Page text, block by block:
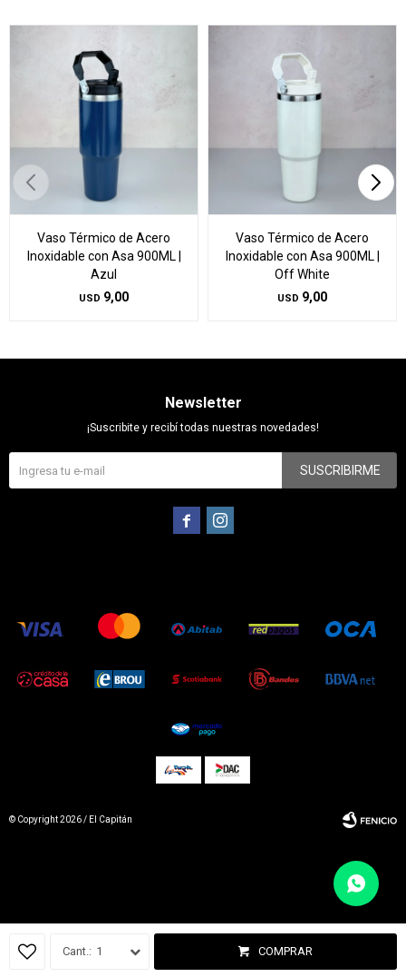
1 COMPRAR
Vaso Térmico de Acero
Inoxidable con Asa 900ML |
Azul
USD 9,00
Vaso Térmico de Acero
Inoxidable con Asa 900ML |
Off White
USD 9,00
Newsletter
¡Suscribite y recibí todas nuestras novedades!
SUSCRIBIRME
 
© Copyright 2026 / El Capitán